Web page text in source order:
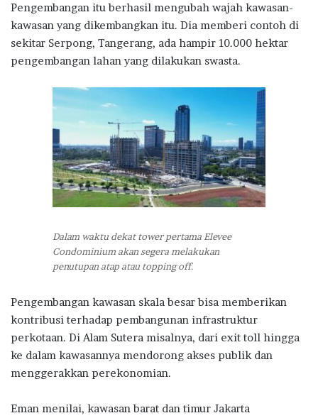
Pengembangan itu berhasil mengubah wajah kawasan-
kawasan yang dikembangkan itu. Dia memberi contoh di
sekitar Serpong, Tangerang, ada hampir 10.000 hektar
pengembangan lahan yang dilakukan swasta.
Dalam waktu dekat tower pertama Elevee
Condominium akan segera melakukan
penutupan atap atau topping off.
Pengembangan kawasan skala besar bisa memberikan
kontribusi terhadap pembangunan infrastruktur
perkotaan. Di Alam Sutera misalnya, dari exit toll hingga
ke dalam kawasannya mendorong akses publik dan
menggerakkan perekonomian.
Eman menilai, kawasan barat dan timur Jakarta